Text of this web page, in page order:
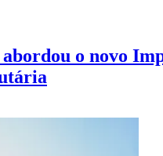
o novo